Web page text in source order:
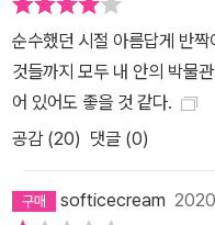
순수했던 시절 아름답게 반
것들까지 모두 내 안의 박물
어 있어도 좋을 것 같다.
공감 (20) 댓글 (0)
softicecream